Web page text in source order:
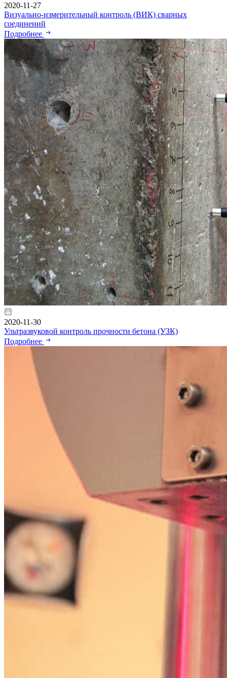
2020-11-27
Визуально-измерительный контроль (ВИК) сварных
соединений
Подробнее
2020-11-30
Ультразвуковой контроль прочности бетона (УЗК)
Подробнее